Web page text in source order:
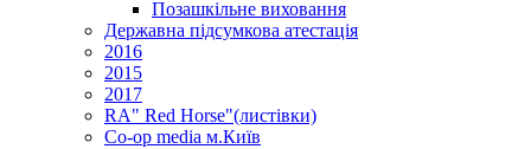
Позашкільне виховання
Державна підсумкова атестація
2016
2015
2017
RA" Red Horse"(листівки)
Co-op media м.Київ